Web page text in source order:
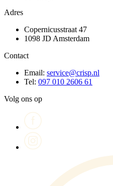
Adres
Copernicusstraat 47
1098 JD Amsterdam
Contact
Email: service@crisp.nl
Tel: 097 010 2606 61
Volg ons op